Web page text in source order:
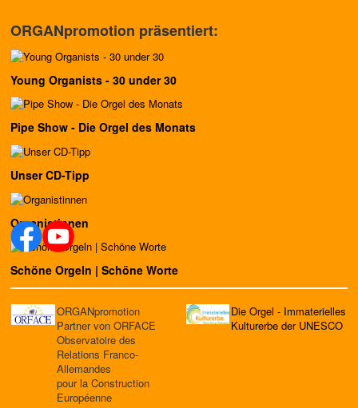
ORGANpromotion präsentiert:
Young Organists - 30 under 30
Pipe Show - Die Orgel des Monats
Unser CD-Tipp
Organistinnen
Schöne Orgeln | Schöne Worte
ORGANpromotion
Partner von ORFACE
Observatoire des
Relations Franco-
Allemandes
pour la Construction
Européenne
Die Orgel - Immaterielles
Kulturerbe der UNESCO